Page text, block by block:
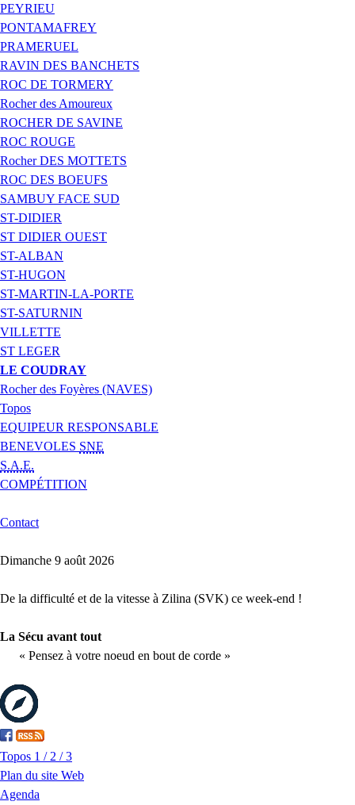
PEYRIEU
PONTAMAFREY
PRAMERUEL
RAVIN DES BANCHETS
ROC DE TORMERY
Rocher des Amoureux
ROCHER DE SAVINE
ROC ROUGE
Rocher DES MOTTETS
ROC DES BOEUFS
SAMBUY FACE SUD
ST-DIDIER
ST DIDIER OUEST
ST-ALBAN
ST-HUGON
ST-MARTIN-LA-PORTE
ST-SATURNIN
VILLETTE
ST LEGER
LE COUDRAY
Rocher des Foyères (NAVES)
Topos
EQUIPEUR RESPONSABLE
BENEVOLES SNE
S.A.E.
COMPÉTITION
Contact
Dimanche 9 août 2026
De la difficulté et de la vitesse à Zilina (SVK) ce week-end !
La Sécu avant tout
« Pensez à votre noeud en bout de corde »
Topos 1 / 2 / 3
Plan du site Web
Agenda